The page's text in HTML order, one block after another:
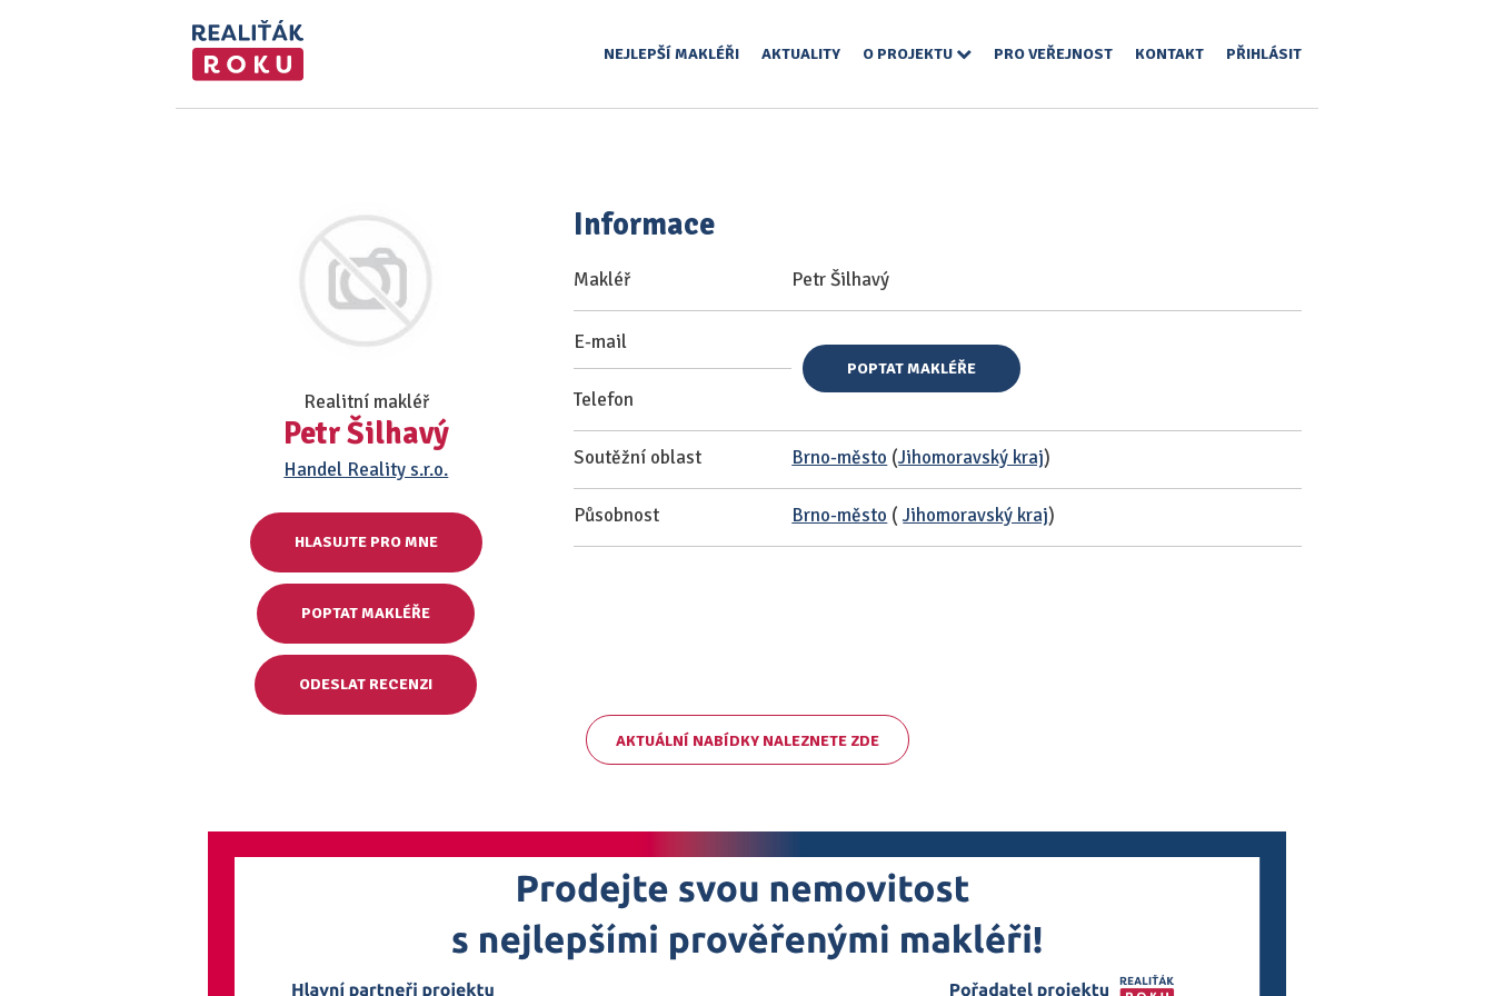
NEJLEPŠÍ MAKLÉŘI AKTUALITY O PROJEKTU PRO VEŘEJNOST KONTAKT PŘIHLÁSIT
Realitní makléř
Petr Šilhavý
Handel Reality s.r.o.
HLASUJTE PRO MNE
POPTAT MAKLÉŘE
ODESLAT RECENZI
Informace
Makléř Petr Šilhavý
E-mail
Telefon
POPTAT MAKLÉŘE
Soutěžní oblast Brno-město (Jihomoravský kraj)
Působnost Brno-město (Jihomoravský kraj)
AKTUÁLNÍ NABÍDKY NALEZNETE ZDE